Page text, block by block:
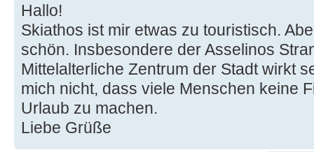
Hallo!
Skiathos ist mir etwas zu touristisch.
schön. Insbesondere der Asselinos
Mittelalterliche Zentrum der Stadt wirkt
mich nicht, dass viele Menschen keine
Urlaub zu machen.
Liebe Grüße